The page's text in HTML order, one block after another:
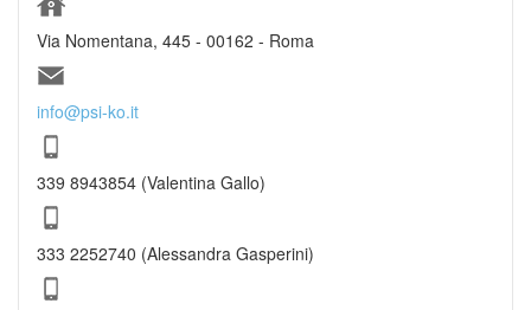
Via Nomentana, 445 - 00162 - Roma
info@psi-ko.it
339 8943854 (Valentina Gallo)
333 2252740 (Alessandra Gasperini)